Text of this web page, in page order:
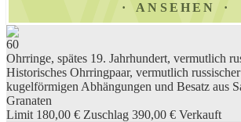
ANSEHEN
60
Ohrringe, spätes 19. Jahrhundert, vermutlich
Historisches Ohrringpaar, vermutlich
kugelförmigen Abhängungen und Besatz aus
Granaten
Limit 180,00 € Zuschlag 390,00 € Verkauft